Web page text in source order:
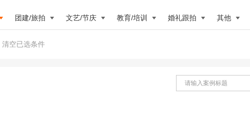
团建/旅拍 文艺/节庆 教育/培训 婚礼跟拍 其他
清空已选条件